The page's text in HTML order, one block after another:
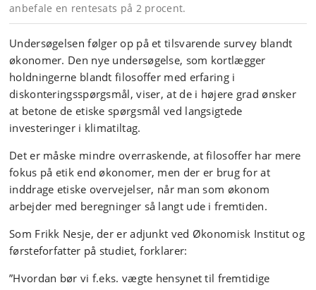
anbefale en rentesats på 2 procent.
Undersøgelsen følger op på et tilsvarende survey blandt
økonomer. Den nye undersøgelse, som kortlægger
holdningerne blandt filosoffer med erfaring i
diskonteringsspørgsmål, viser, at de i højere grad ønsker
at betone de etiske spørgsmål ved langsigtede
investeringer i klimatiltag.
Det er måske mindre overraskende, at filosoffer har mere
fokus på etik end økonomer, men der er brug for at
inddrage etiske overvejelser, når man som økonom
arbejder med beregninger så langt ude i fremtiden.
Som Frikk Nesje, der er adjunkt ved Økonomisk Institut og
førsteforfatter på studiet, forklarer:
”Hvordan bør vi f.eks. vægte hensynet til fremtidige